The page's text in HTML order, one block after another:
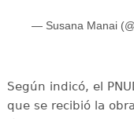
— Susana Manai
Según indicó, el
que se recibió la